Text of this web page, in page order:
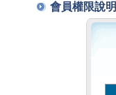
會員權限說明